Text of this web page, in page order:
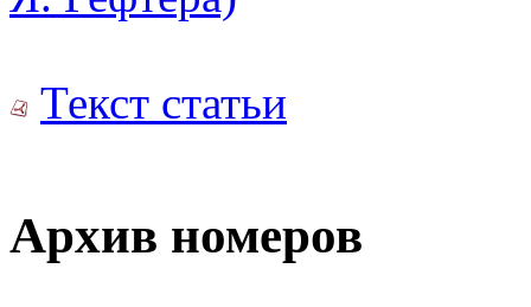
Текст статьи
Архив номеров